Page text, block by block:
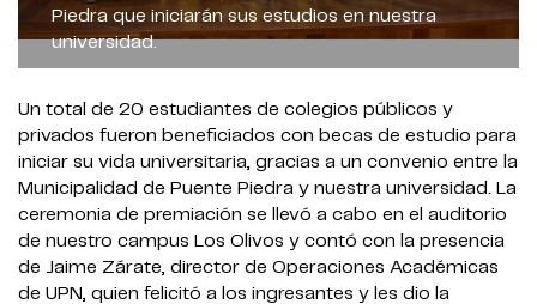
Piedra que iniciarán sus estudios en nuestra
universidad.
Un total de 20 estudiantes de colegios públicos y
privados fueron beneficiados con becas de estudio para
iniciar su vida universitaria, gracias a un convenio entre la
Municipalidad de Puente Piedra y nuestra universidad. La
ceremonia de premiación se llevó a cabo en el auditorio
de nuestro campus Los Olivos y contó con la presencia
de Jaime Zárate, director de Operaciones Académicas
de UPN, quien felicitó a los ingresantes y les dio la